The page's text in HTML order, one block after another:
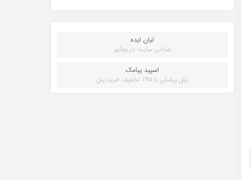
لیان ایده
طراحی سایت در بوشهر
اسپید پیامک
پنل پیامکی با ۹۵٪ تخفیف خرید پنل